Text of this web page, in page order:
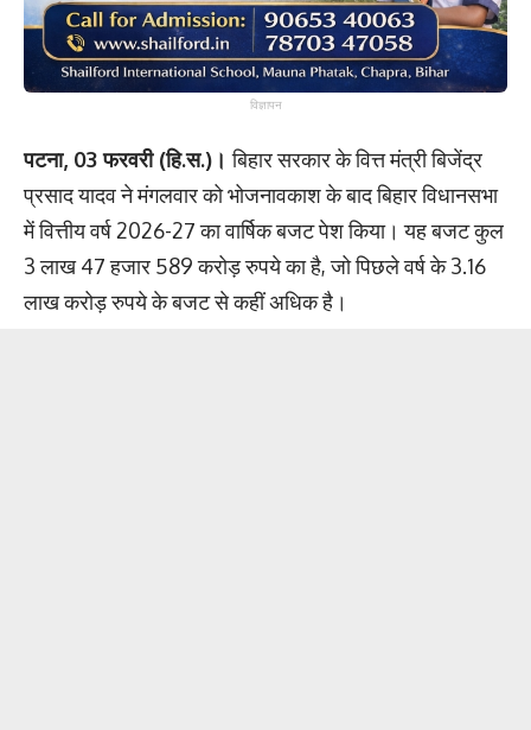
विज्ञापन
पटना, 03 फरवरी (हि.स.)।बिहार सरकार के वित्त मंत्री बिजेंद्र
प्रसाद यादव ने मंगलवार को भोजनावकाश के बाद बिहार विधानसभा
में वित्तीय वर्ष 2026-27 का वार्षिक बजट पेश किया। यह बजट कुल
3 लाख 47 हजार 589 करोड़ रुपये का है, जो पिछले वर्ष के 3.16
लाख करोड़ रुपये के बजट से कहीं अधिक है।